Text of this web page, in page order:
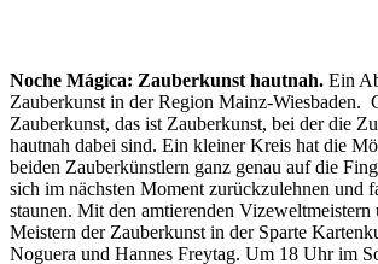
Noche Mágica: Zauberkunst hautnah. Ein
Zauberkunst in der Region Mainz-Wiesbaden.
Zauberkunst, das ist Zauberkunst, bei der die
hautnah dabei sind. Ein kleiner Kreis hat die
beiden Zauberkünstlern ganz genau auf die
sich im nächsten Moment zurückzulehnen und
staunen. Mit den amtierenden Vizeweltmeistern
Meistern der Zauberkunst in der Sparte
Noguera und Hannes Freytag. Um 18 Uhr im